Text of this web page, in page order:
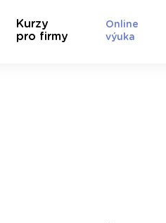
Kurzy
pro firmy
Online
výuka